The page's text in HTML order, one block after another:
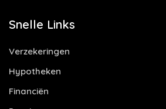
Snelle Links
Verzekeringen
Hypotheken
Financiën